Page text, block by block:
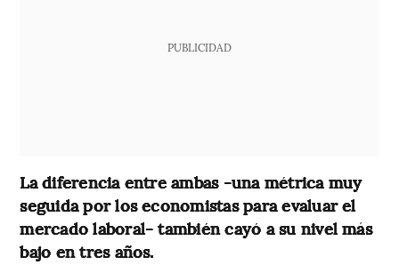
PUBLICIDAD
La diferencia entre ambas -una métrica muy
seguida por los economistas para evaluar el
mercado laboral- también cayó a su nivel más
bajo en tres años.